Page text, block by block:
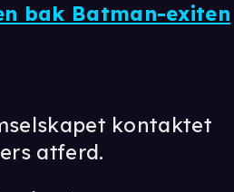
bak Batman-exiten
kontaktet
atferd.